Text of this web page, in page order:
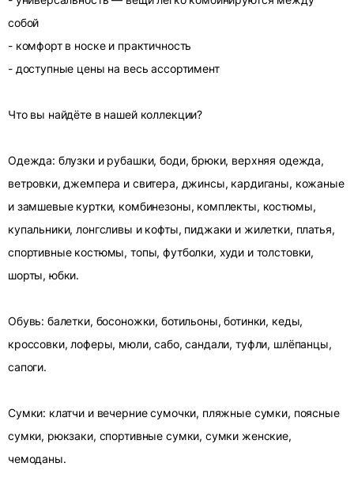
собой
- комфорт в носке и практичность
- доступные цены на весь ассортимент
Что вы найдёте в нашей коллекции?
Одежда: блузки и рубашки, боди, брюки, верхняя одежда,
ветровки, джемпера и свитера, джинсы, кардиганы, кожаные
и замшевые куртки, комбинезоны, комплекты, костюмы,
купальники, лонгсливы и кофты, пиджаки и жилетки, платья,
спортивные костюмы, топы, футболки, худи и толстовки,
шорты, юбки.
Обувь: балетки, босоножки, ботильоны, ботинки, кеды,
кроссовки, лоферы, мюли, сабо, сандали, туфли, шлёпанцы,
сапоги.
Сумки: клатчи и вечерние сумочки, пляжные сумки, поясные
сумки, рюкзаки, спортивные сумки, сумки женские,
чемоданы.